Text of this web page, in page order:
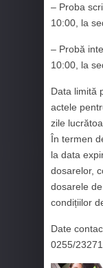
– Proba
10:00, la
– Probă
10:00, la
Data limită
actele
zile
În termen
la data
dosarelor,
dosarele
condițiilor
Date
0255/